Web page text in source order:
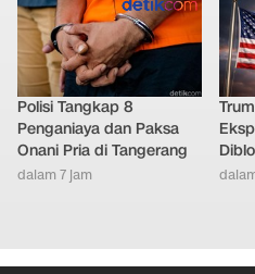
Polisi Tangkap 8
Penganiaya dan Paksa
Onani Pria di Tangerang
dalam 7 jam